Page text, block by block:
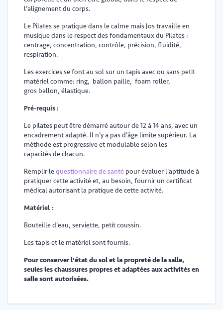
l’alignement du corps.
Le Pilates se pratique dans le calme mais Jos travaille en
musique dans le respect des fondamentaux du Pilates :
centrage, concentration, contrôle, précision, fluidité,
respiration.
Les exercices se font au sol sur un tapis avec ou sans petit
matériel comme: ring, ballon paille, foam roller,
gros ballon, élastique.
Pré-requis :
Le pilates peut être démarré autour de 12 à 14 ans, avec un
encadrement adapté. Il n'y a pas d'âge limite supérieur. La
méthode est progressive et modulable selon les
capacités de chacun.
Remplir lequestionnaire de santé pour évaluer l'aptitude à
pratiquer cette activité et, au besoin, fournir un certificat
médical autorisant la pratique de cette activité.
Matériel :
Bouteille d'eau, serviette, petit coussin.
Les tapis et le matériel sont fournis.
Pour conserver l'état du sol et la propreté de la salle,
seules les chaussures propres et adaptées aux activités en
salle sont autorisées.